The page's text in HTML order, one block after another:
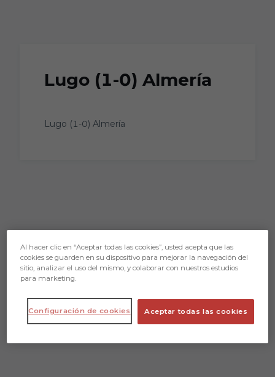
Lugo (1-0) Almería
Lugo (1-0) Almería
Al hacer clic en “Aceptar todas las cookies”, usted acepta que las
cookies se guarden en su dispositivo para mejorar la navegación del
sitio, analizar el uso del mismo, y colaborar con nuestros estudios
para marketing.
Aceptar todas las cookies
Configuración de cookies